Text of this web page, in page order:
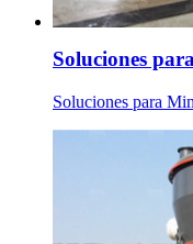
Soluciones
Soluciones para